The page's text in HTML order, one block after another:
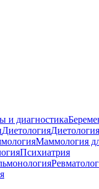
и диагностика
Диетология
Маммология
Психиатрия